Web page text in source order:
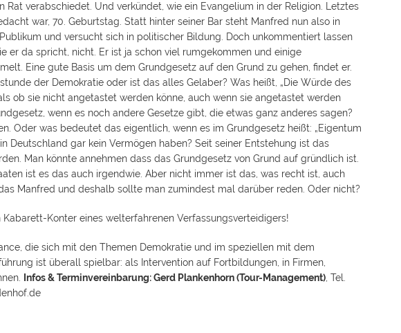
Rat verabschiedet. Und verkündet, wie ein Evangelium in der Religion. Letztes
war, 70. Geburtstag. Statt hinter seiner Bar steht Manfred nun also in
und versucht sich in politischer Bildung. Doch unkommentiert lassen
er da spricht, nicht. Er ist ja schon viel rumgekommen und einige
Eine gute Basis um dem Grundgesetz auf den Grund zu gehen, findet er.
der Demokratie oder ist das alles Gelaber? Was heißt, „Die Würde des
ob sie nicht angetastet werden könne, auch wenn sie angetastet werden
wenn es noch andere Gesetze gibt, die etwas ganz anderes sagen?
Oder was bedeutet das eigentlich, wenn es im Grundgesetz heißt: „Eigentum
Deutschland gar kein Vermögen haben? Seit seiner Entstehung ist das
Man könnte annehmen dass das Grundgesetz von Grund auf gründlich ist.
ist es das auch irgendwie. Aber nicht immer ist das, was recht ist, auch
Manfred und deshalb sollte man zumindest mal darüber reden. Oder nicht?
Konter eines welterfahrenen Verfassungsverteidigers!
die sich mit den Themen Demokratie und im speziellen mit dem
ist überall spielbar: als Intervention auf Fortbildungen, in Firmen,
Infos & Terminvereinbarung: Gerd Plankenhorn (Tour-Management) , Tel.